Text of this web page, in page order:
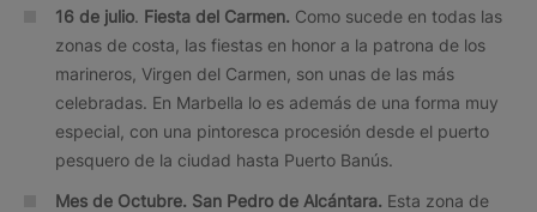
16 de julio. Fiesta del Carmen. Como sucede en todas las
zonas de costa, las fiestas en honor a la patrona de los
marineros, Virgen del Carmen, son unas de las más
celebradas. En Marbella lo es además de una forma muy
especial, con una pintoresca procesión desde el puerto
pesquero de la ciudad hasta Puerto Banús.
Mes de Octubre. San Pedro de Alcántara. Esta zona de